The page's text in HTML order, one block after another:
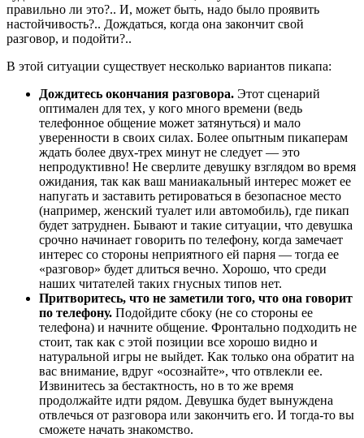
правильно ли это?.. И, может быть, надо было проявить
настойчивость?.. Дождаться, когда она закончит свой
разговор, и подойти?..
В этой ситуации существует несколько вариантов пикапа:
Дождитесь окончания разговора. Этот сценарий
оптимален для тех, у кого много времени (ведь
телефонное общение может затянуться) и мало
уверенности в своих силах. Более опытным пикаперам
ждать более двух-трех минут не следует — это
непродуктивно! Не сверлите девушку взглядом во время
ожидания, так как ваш маниакальный интерес может ее
напугать и заставить ретироваться в безопасное место
(например, женский туалет или автомобиль), где пикап
будет затруднен. Бывают и такие ситуации, что девушка
срочно начинает говорить по телефону, когда замечает
интерес со стороны неприятного ей парня — тогда ее
«разговор» будет длиться вечно. Хорошо, что среди
наших читателей таких гнусных типов нет.
Притворитесь, что не заметили того, что она говорит
по телефону. Подойдите сбоку (не со стороны ее
телефона) и начните общение. Фронтально подходить не
стоит, так как с этой позиции все хорошо видно и
натуральной игры не выйдет. Как только она обратит на
вас внимание, вдруг «осознайте», что отвлекли ее.
Извинитесь за бестактность, но в то же время
продолжайте идти рядом. Девушка будет вынуждена
отвлечься от разговора или закончить его. И тогда-то вы
сможете начать знакомство.